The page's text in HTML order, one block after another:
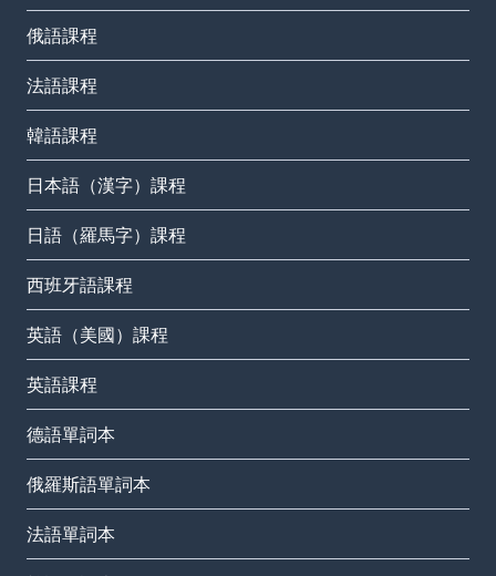
俄語課程
法語課程
韓語課程
日本語（漢字）課程
日語（羅馬字）課程
西班牙語課程
英語（美國）課程
英語課程
德語單詞本
俄羅斯語單詞本
法語單詞本